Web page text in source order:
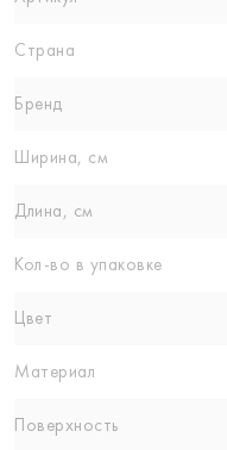
Страна
Бренд
Ширина, см
Длина, см
Кол-вo в упаковке
Цвет
Материал
Поверхность